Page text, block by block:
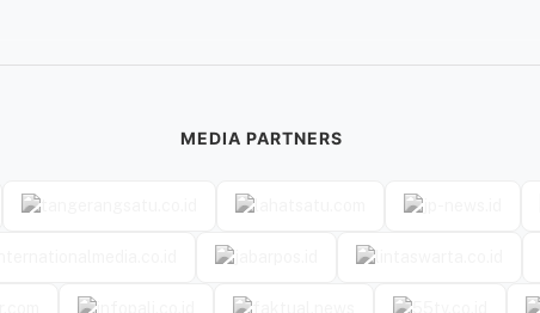
MEDIA PARTNERS